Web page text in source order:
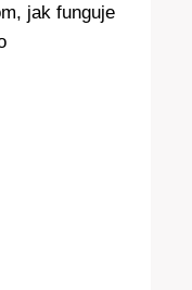
jak funguje